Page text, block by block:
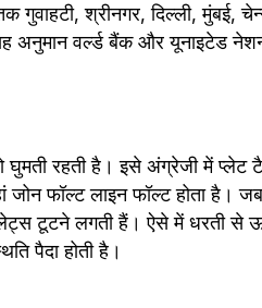
श्रीनगर, दिल्‍ली, मुंबई,
वर्ल्‍ड बैंक और यूनाइटेड नेशन
रहती है। इसे अंग्रेजी में प्‍लेट
फॉल्‍ट लाइन फॉल्‍ट होता है। जब
टूटने लगती हैं। ऐसे में धरती से
पैदा होती है।